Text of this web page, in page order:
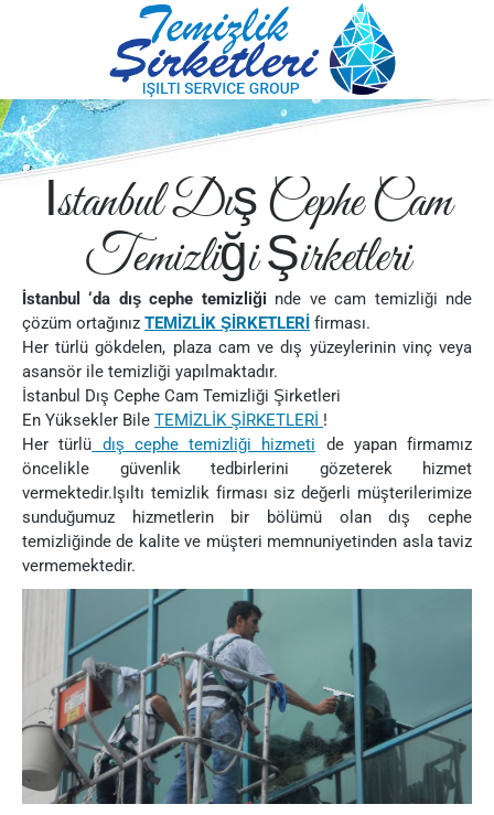
İstanbul Dış Cephe Cam
Temizliği Şirketleri
İstanbul ‘da dış cephe temizliği nde ve cam temizliği nde
çözüm ortağınız TEMİZLİK ŞİRKETLERİ firması.
Her türlü gökdelen, plaza cam ve dış yüzeylerinin vinç veya
asansör ile temizliği yapılmaktadır.
İstanbul Dış Cephe Cam Temizliği Şirketleri
En Yüksekler Bile TEMİZLİK ŞİRKETLERİ !
Her türlü dış cephe temizliği hizmeti de yapan firmamız
öncelikle güvenlik tedbirlerini gözeterek hizmet
vermektedir.Işıltı temizlik firması siz değerli müşterilerimize
sunduğumuz hizmetlerin bir bölümü olan dış cephe
temizliğinde de kalite ve müşteri memnuniyetinden asla taviz
vermemektedir.